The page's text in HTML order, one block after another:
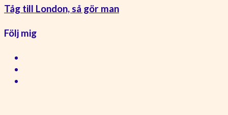
Tåg till London, så gör man
Följ mig